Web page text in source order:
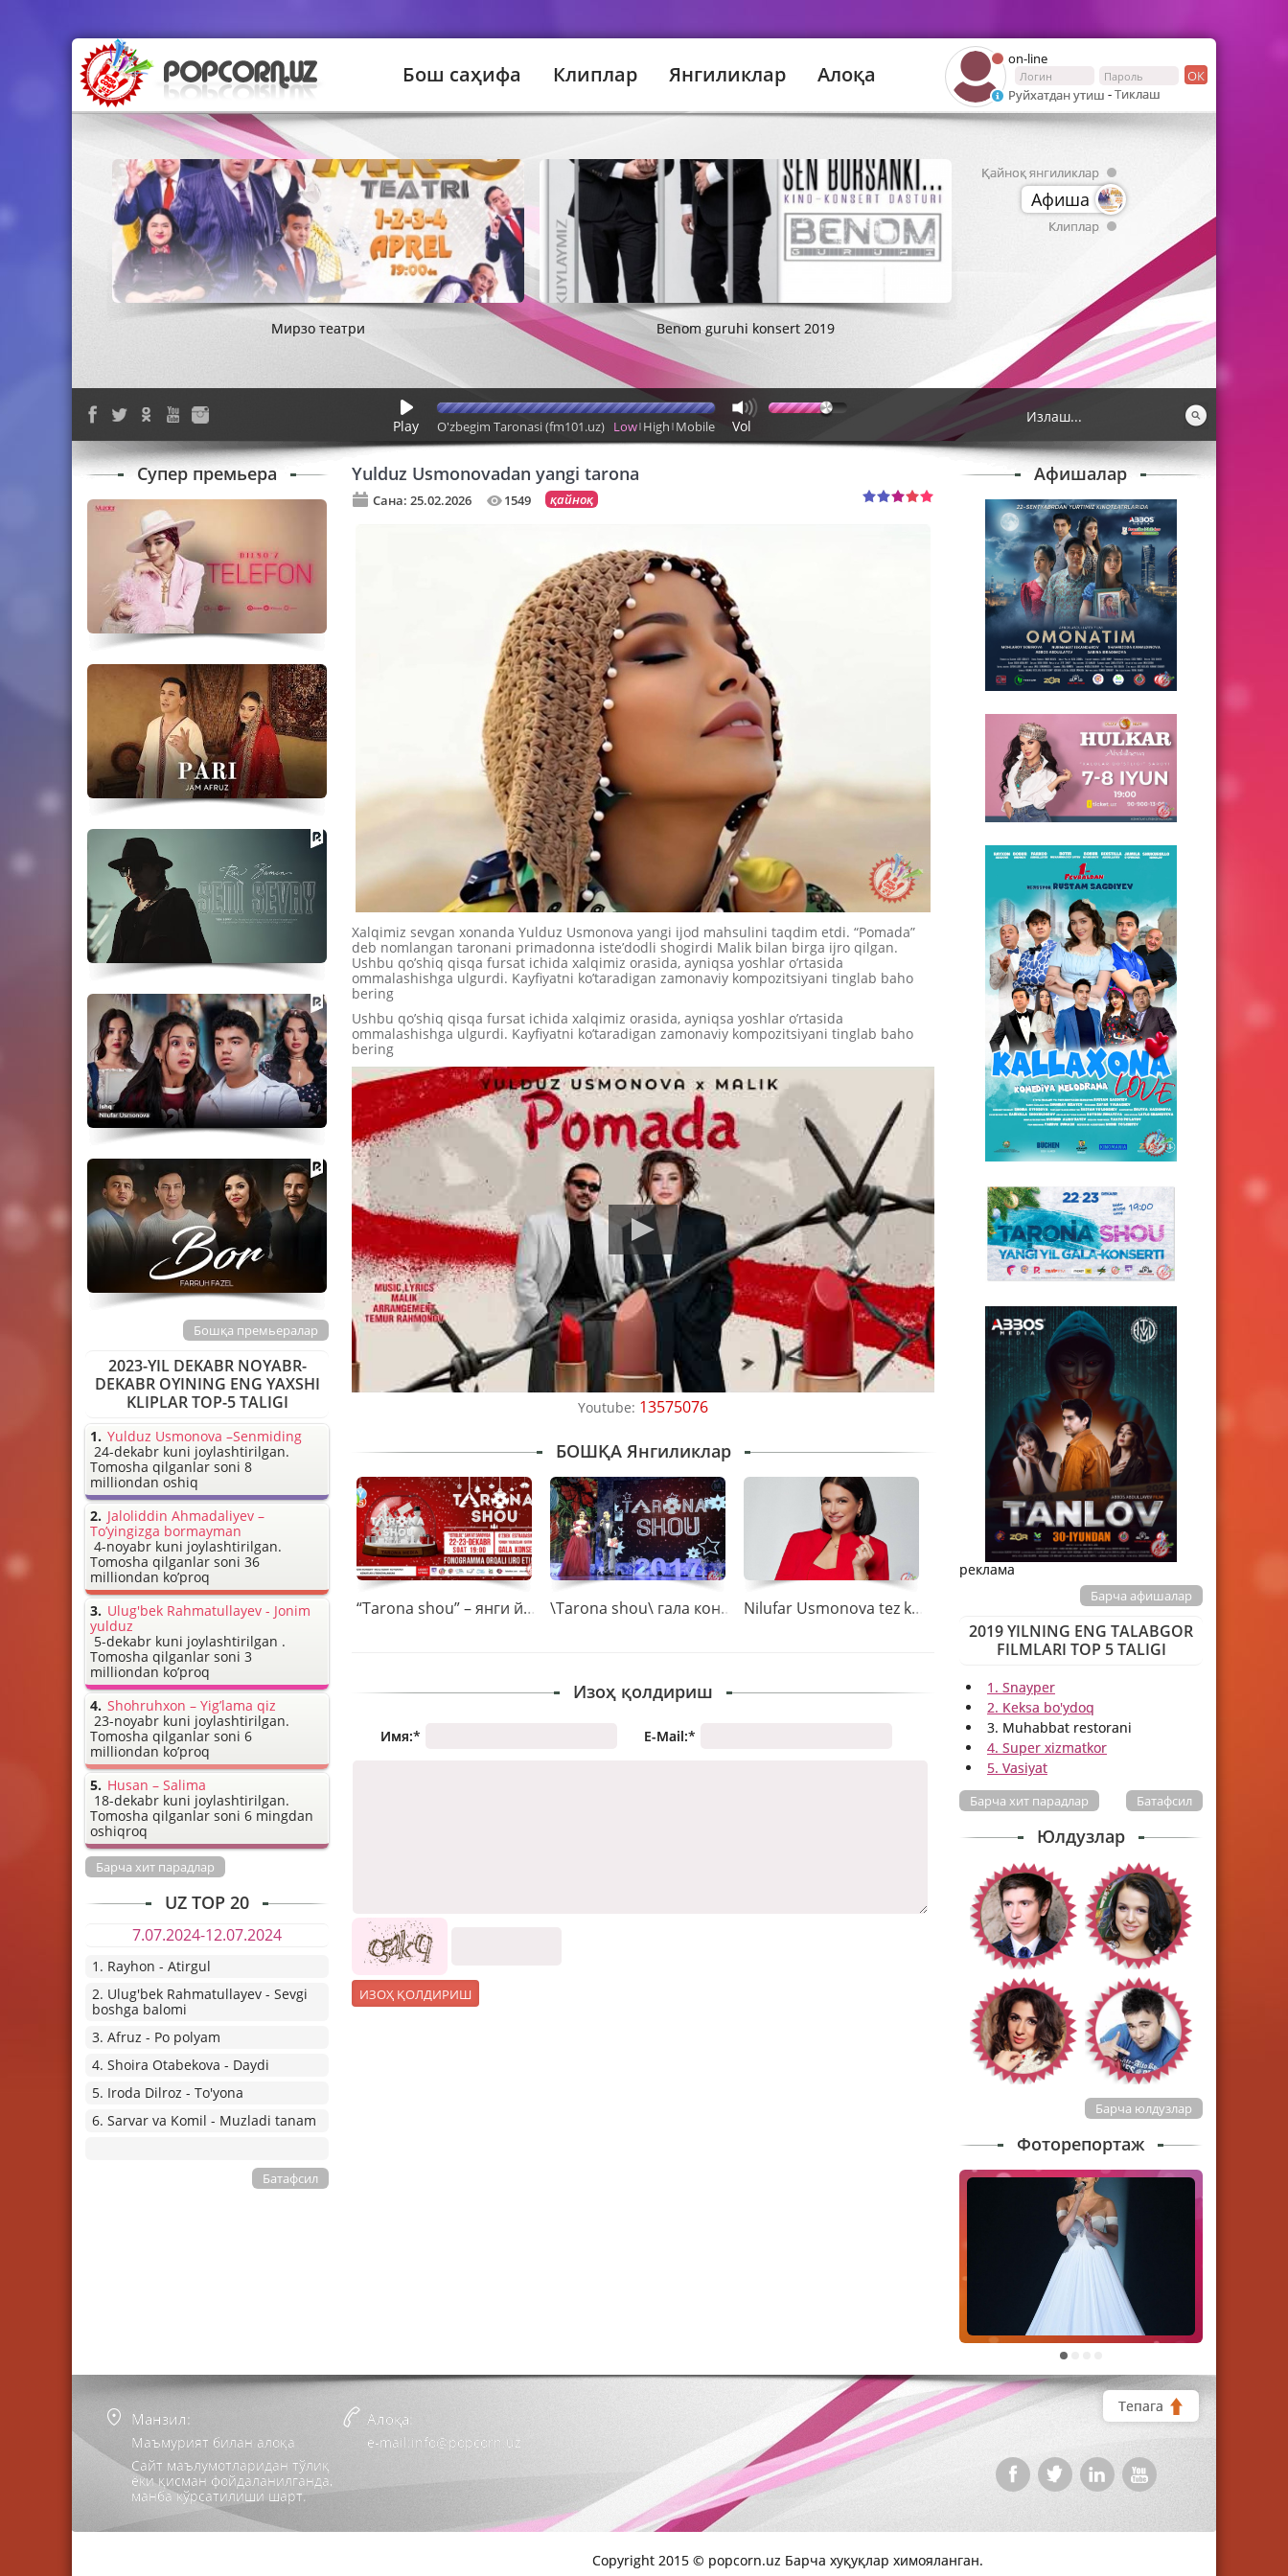
on-line
ОК
Руйхатдан утиш -Тиклаш
Бош саҳифа Клиплар Янгиликлар Алоқа
Мирзо театри Benom guruhi konsert 2019
Dj Yamin - Sevmasa Sevmasin Ulug'bek Rahmatullayev - Sevgi boshga balomi Qo'lingda imkon Shohruhxon - Ey yor
Саира Озорим Улуғбек Раҳматуллаев - Қирмизи олма
Қайноқ янгиликлар
Афиша
Клиплар
Play Low High Mobile
O'zbegim Taronasi (fm101.uz) Vol
Yulduz Usmonovadan yangi tarona
Сана: 25.02.2026 1549 қайноқ
Xalqimiz sevgan xonanda Yulduz Usmonova yangi ijod mahsulini taqdim etdi. “Pomada”
deb nomlangan taronani primadonna iste’dodli shogirdi Malik bilan birga ijro qilgan.
Ushbu qo’shiq qisqa fursat ichida xalqimiz orasida, ayniqsa yoshlar o’rtasida
ommalashishga ulgurdi. Kayfiyatni ko’taradigan zamonaviy kompozitsiyani tinglab baho
bering
Ushbu qo’shiq qisqa fursat ichida xalqimiz orasida, ayniqsa yoshlar o’rtasida
ommalashishga ulgurdi. Kayfiyatni ko’taradigan zamonaviy kompozitsiyani tinglab baho
bering
Youtube: 13575076
БОШҚА Янгиликлар
“Tarona shou” – янги йил гала-концертига марҳамат \Tarona shou\ гала концертидан фоторепортаж Nilufar Usmonova tez kunda yangi klipini taqdim etadi
Изоҳ қолдириш
Имя:* E-Mail:*
Афишалар
реклама
Барча афишалар
2019 YILNING ENG TALABGOR
FILMLARI TOP 5 TALIGI
1. Snayper
2. Keksa bo'ydoq
3. Muhabbat restorani
4. Super xizmatkor
5. Vasiyat
Батафсил
Барча хит парадлар
Юлдузлар
Барча юлдузлар
Фоторепортаж
1
Супер премьера
Бошқа премьералар
2023-YIL DEKABR NOYABR-
DEKABR OYINING ENG YAXSHI
KLIPLAR TOP-5 TALIGI
Yulduz Usmonova –Senmiding
24-dekabr kuni joylashtirilgan.
Tomosha qilganlar soni 8
milliondan oshiq
Jaloliddin Ahmadaliyev –
To’yingizga bormayman
4-noyabr kuni joylashtirilgan.
Tomosha qilganlar soni 36
milliondan ko’proq
Ulug'bek Rahmatullayev - Jonim
yulduz
5-dekabr kuni joylashtirilgan .
Tomosha qilganlar soni 3
milliondan ko’proq
Shohruhxon – Yig’lama qiz
23-noyabr kuni joylashtirilgan.
Tomosha qilganlar soni 6
milliondan ko’proq
Husan – Salima
18-dekabr kuni joylashtirilgan.
Tomosha qilganlar soni 6 mingdan
oshiqroq
Барча хит парадлар
UZ TOP 20
7.07.2024-12.07.2024
1. Rayhon - Atirgul
2. Ulug'bek Rahmatullayev - Sevgi
boshga balomi
3. Afruz - Po polyam
4. Shoira Otabekova - Daydi
5. Iroda Dilroz - To'yona
6. Sarvar va Komil - Muzladi tanam
Батафсил
Манзил:
Маъмурият билан алоқа
Сайт маълумотларидан тўлиқ
ёки қисман фойдаланилганда,
манба кўрсатилиши шарт.
Алоқа:
e-mail:info@popcorn.uz
Тепага
Copyright 2015 © popcorn.uz Барча хуқуқлар химояланган.